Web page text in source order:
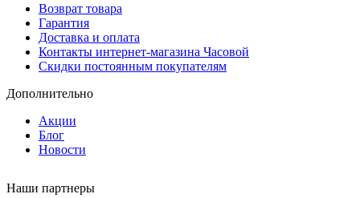
Возврат товара
Гарантия
Доставка и оплата
Контакты интернет-магазина Часовой
Скидки постоянным покупателям
Дополнительно
Акции
Блог
Новости
Наши партнеры